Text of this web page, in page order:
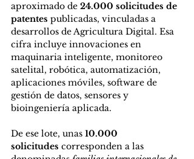
aproximado de 24.000 solicitudes de
patentes publicadas, vinculadas a
desarrollos de Agricultura Digital. Esa
cifra incluye innovaciones en
maquinaria inteligente, monitoreo
satelital, robótica, automatización,
aplicaciones móviles, software de
gestión de datos, sensores y
bioingeniería aplicada.
De ese lote, unas 10.000
solicitudes corresponden a las